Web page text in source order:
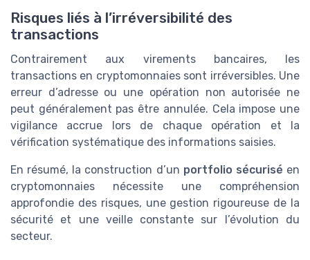
Risques liés à l’irréversibilité des
transactions
Contrairement aux virements bancaires, les
transactions en cryptomonnaies sont irréversibles. Une
erreur d’adresse ou une opération non autorisée ne
peut généralement pas être annulée. Cela impose une
vigilance accrue lors de chaque opération et la
vérification systématique des informations saisies.
En résumé, la construction d’un portfolio sécurisé en
cryptomonnaies nécessite une compréhension
approfondie des risques, une gestion rigoureuse de la
sécurité et une veille constante sur l’évolution du
secteur.